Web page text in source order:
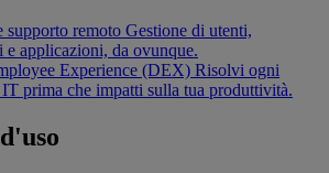
supporto remoto Gestione di utenti,
e applicazioni, da ovunque.
Experience (DEX) Risolvi ogni
prima che impatti sulla tua produttività.